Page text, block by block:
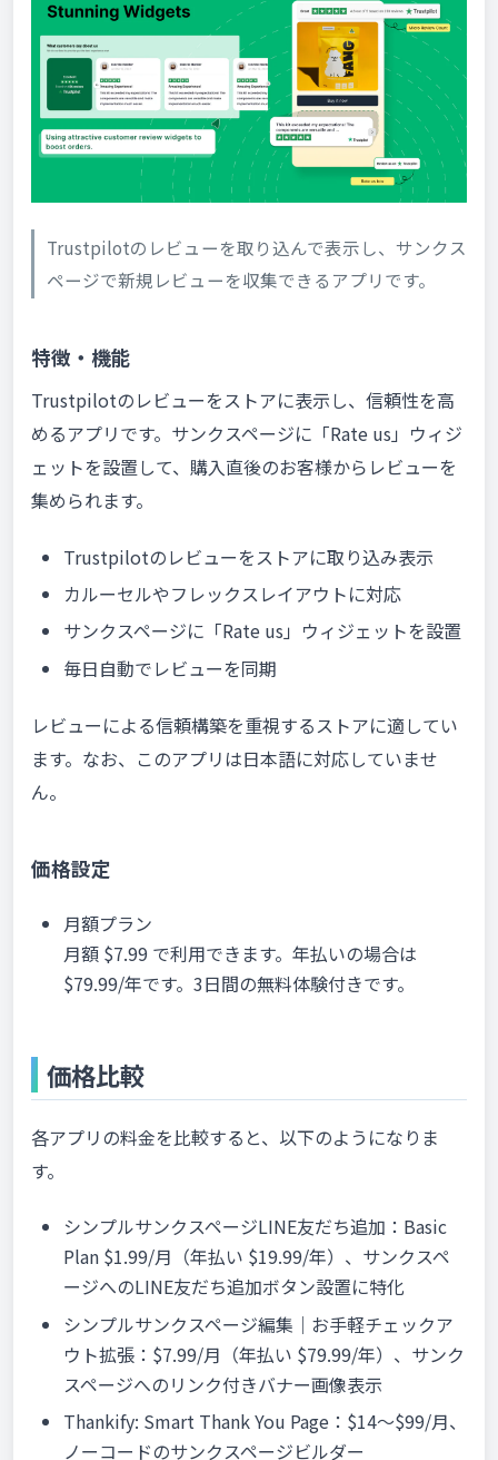
Trustpilotのレビューを取り込んで表示し、サンクス
ページで新規レビューを収集できるアプリです。
特徴・機能
Trustpilotのレビューをストアに表示し、信頼性を高
めるアプリです。サンクスページに「Rate us」ウィジ
ェットを設置して、購入直後のお客様からレビューを
集められます。
Trustpilotのレビューをストアに取り込み表示
カルーセルやフレックスレイアウトに対応
サンクスページに「Rate us」ウィジェットを設置
毎日自動でレビューを同期
レビューによる信頼構築を重視するストアに適してい
ます。なお、このアプリは日本語に対応していませ
ん。
価格設定
月額プラン
月額 $7.99 で利用できます。年払いの場合は
$79.99/年です。3日間の無料体験付きです。
価格比較
各アプリの料金を比較すると、以下のようになりま
す。
シンプルサンクスページLINE友だち追加：Basic
Plan $1.99/月（年払い $19.99/年）、サンクスペ
ージへのLINE友だち追加ボタン設置に特化
シンプルサンクスページ編集｜お手軽チェックア
ウト拡張：$7.99/月（年払い $79.99/年）、サンク
スページへのリンク付きバナー画像表示
Thankify: Smart Thank You Page：$14〜$99/月、
ノーコードのサンクスページビルダー